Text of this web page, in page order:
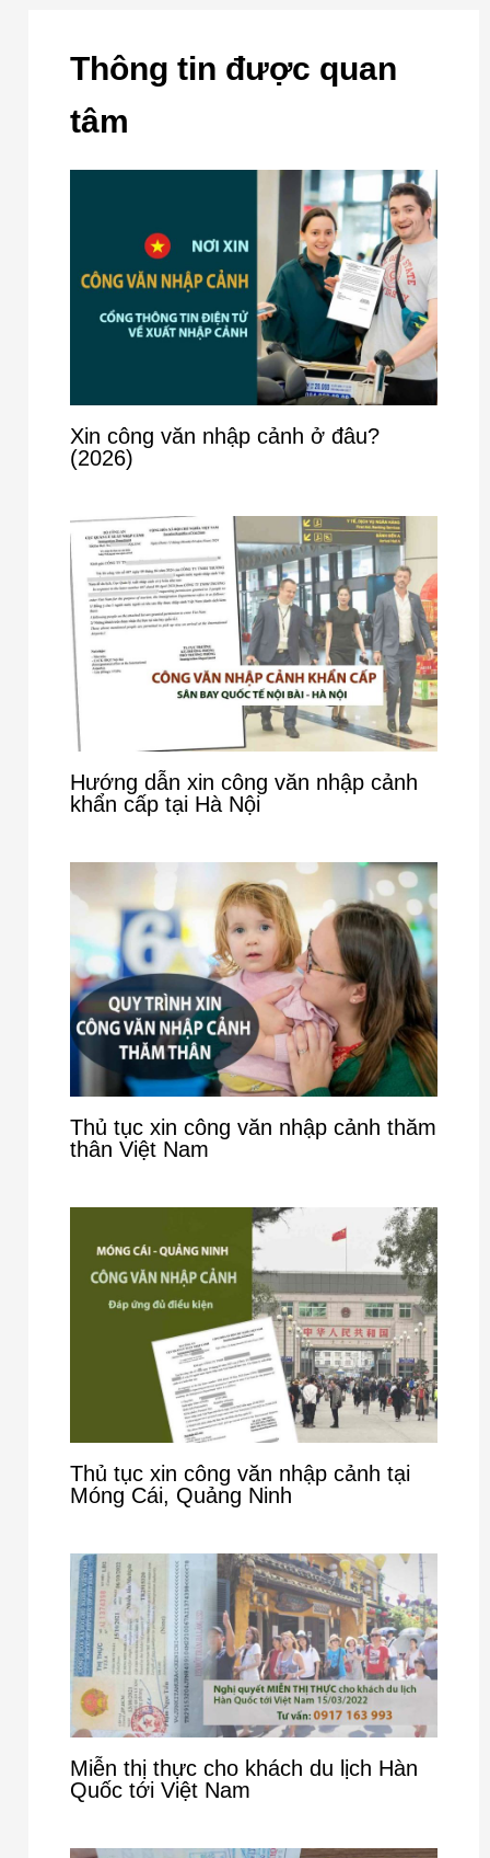
Thông tin được quan
tâm
Xin công văn nhập cảnh ở đâu?
(2026)
Hướng dẫn xin công văn nhập cảnh
khẩn cấp tại Hà Nội
Thủ tục xin công văn nhập cảnh thăm
thân Việt Nam
Thủ tục xin công văn nhập cảnh tại
Móng Cái, Quảng Ninh
Miễn thị thực cho khách du lịch Hàn
Quốc tới Việt Nam